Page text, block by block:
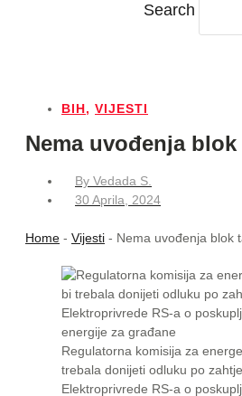
Search
BIH, VIJESTI
Nema uvođenja blok
By Vedada S.
30 Aprila, 2024
Home - Vijesti - Nema uvođenja blok
Regulatorna komisija za
trebala donijeti odluku po
Elektroprivrede RS-a o